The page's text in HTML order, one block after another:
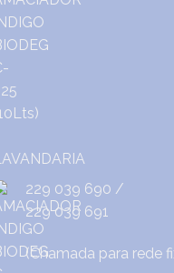
229 039 690 /
229 039 691
(Chamada para rede